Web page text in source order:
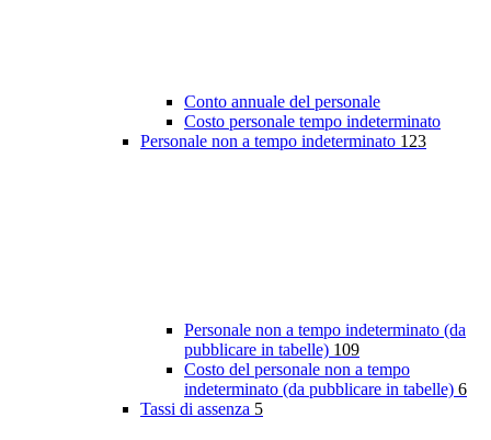
Conto annuale del personale
Costo personale tempo indeterminato
Personale non a tempo indeterminato 123
Personale non a tempo indeterminato (da
pubblicare in tabelle) 109
Costo del personale non a tempo
indeterminato (da pubblicare in tabelle) 6
Tassi di assenza 5